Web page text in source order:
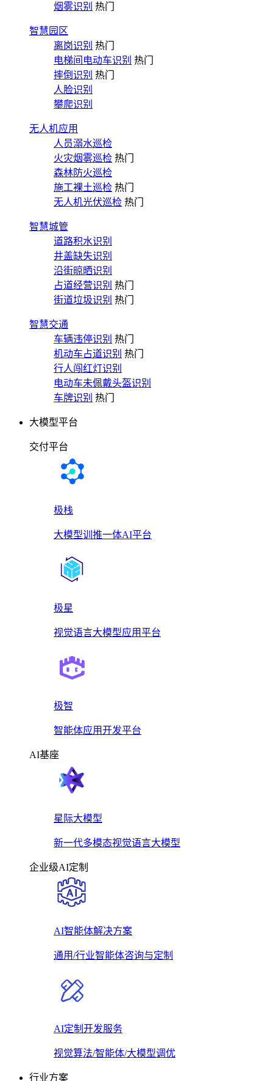
烟雾识别 热门
智慧园区
离岗识别 热门
电梯间电动车识别 热门
摔倒识别 热门
人脸识别
攀爬识别
无人机应用
人员溺水巡检
火灾烟雾巡检 热门
森林防火巡检
施工裸土巡检 热门
无人机光伏巡检 热门
智慧城管
道路积水识别
井盖缺失识别
沿街晾晒识别
占道经营识别 热门
街道垃圾识别 热门
智慧交通
车辆违停识别 热门
机动车占道识别 热门
行人闯红灯识别
电动车未佩戴头盔识别
车牌识别 热门
大模型平台
交付平台
极栈
大模型训推一体AI平台
极星
视觉语言大模型应用平台
极智
智能体应用开发平台
AI基座
星际大模型
新一代多模态视觉语言大模型
企业级AI定制
AI智能体解决方案
通用/行业智能体咨询与定制
AI定制开发服务
视觉算法/智能体/大模型调优
行业方案